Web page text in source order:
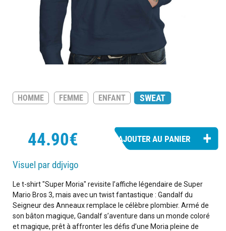
HOMME FEMME ENFANT SWEAT
44.90€
Visuel par ddjvigo
Le t-shirt "Super Moria" revisite l’affiche légendaire de Super
Mario Bros 3, mais avec un twist fantastique : Gandalf du
Seigneur des Anneaux remplace le célèbre plombier. Armé de
son bâton magique, Gandalf s’aventure dans un monde coloré
et magique, prêt à affronter les défis d’une Moria pleine de